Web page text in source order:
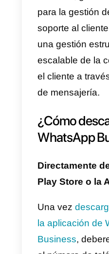
WhatsApp
gratuita
empresas
WhatsApp
a través de
y ofrece
catálogo
LasAPI de
en